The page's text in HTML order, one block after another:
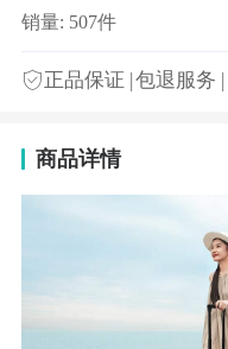
销量: 507件
正品保证 |包退服务 |
商品详情